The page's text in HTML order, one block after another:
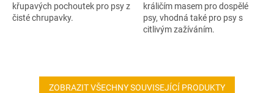
křupavých pochoutek pro psy z
čisté chrupavky.
králičím masem pro dospělé
psy, vhodná také pro psy s
citlivým zažíváním.
ZOBRAZIT VŠECHNY SOUVISEJÍCÍ PRODUKTY